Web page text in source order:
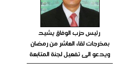
رئيس حزب الوفاق يشيد
بمخرجات لقاء العاشر من رمضان
ويدعو الى تفعيل لجنة المتابعة